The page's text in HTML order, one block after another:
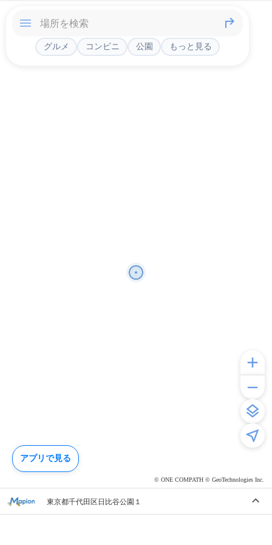
© ONE COMPATH © GeoTechnologies Inc.
グルメ コンビニ 公園 もっと見る
東京都千代田区日比谷公園１
アプリで見る